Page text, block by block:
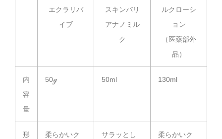
エクラリバ
イブ
スキンバリ
アナノミル
ク
ルクローシ
ョン
（医薬部外
品）
内
容
量
50ℊ 50ml 130ml
形
柔らかいク
サラッとし
柔らかいク